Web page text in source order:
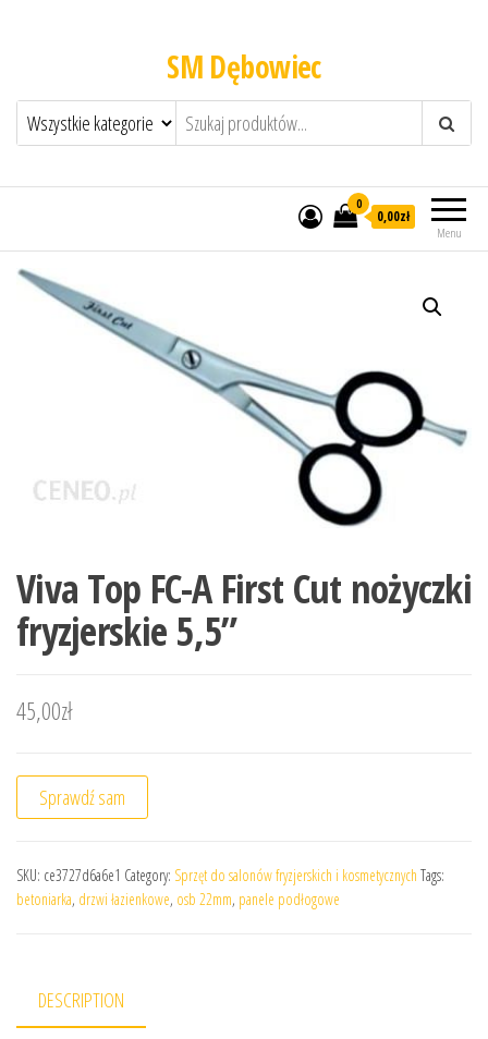
SM Dębowiec
Menu
0
0,00zł
Viva Top FC-A First Cut nożyczki
fryzjerskie 5,5”
45,00zł
Sprawdź sam
SKU: ce3727d6a6e1 Category: Sprzęt do salonów fryzjerskich i kosmetycznych Tags:
betoniarka, drzwi łazienkowe, osb 22mm, panele podłogowe
DESCRIPTION